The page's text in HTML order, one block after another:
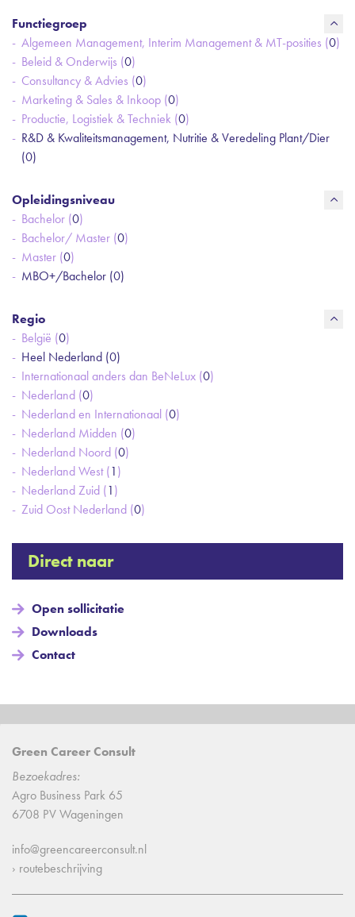
Functiegroep
Algemeen Management, Interim Management & MT-posities (0)
Beleid & Onderwijs (0)
Consultancy & Advies (0)
Marketing & Sales & Inkoop (0)
Productie, Logistiek & Techniek (0)
R&D & Kwaliteitsmanagement, Nutritie & Veredeling Plant/Dier
(0)
Opleidingsniveau
Bachelor (0)
Bachelor/ Master (0)
Master (0)
MBO+/Bachelor (0)
Regio
België (0)
Heel Nederland (0)
Internationaal anders dan BeNeLux (0)
Nederland (0)
Nederland en Internationaal (0)
Nederland Midden (0)
Nederland Noord (0)
Nederland West (1)
Nederland Zuid (1)
Zuid Oost Nederland (0)
Direct naar
Open sollicitatie
Downloads
Contact
Green Career Consult
Bezoekadres:
Agro Business Park 65
6708 PV Wageningen
info@greencareerconsult.nl
› routebeschrijving